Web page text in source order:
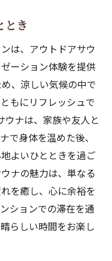
とき
は、アウトドアサウ
ーション体験を提供
、涼しい気候の中で
もにリフレッシュで
ウナは、家族や友人と
で身体を温めた後、
よいひとときを過ご
ナの魅力は、単なる
を癒し、心に余裕を
ションでの滞在を通
らしい時間をお楽し